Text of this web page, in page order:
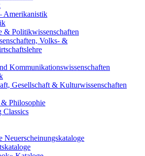
Amerikanistik
& Politikwissenschaften
Volks- &
Kommunikationswissenschaften
Gesellschaft & Kulturwissenschaften
Philosophie
Classics
Neuerscheinungskataloge